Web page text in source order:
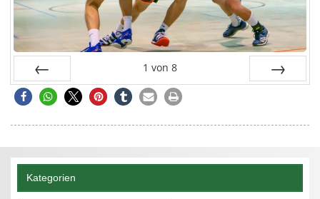
Zurück
1 von 8
Kategorien